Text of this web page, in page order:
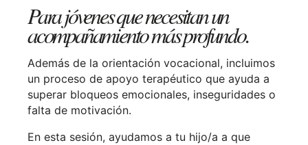
Para jóvenes que necesitan un
acompañamiento más profundo.
Además de la orientación vocacional, incluimos
un proceso de apoyo terapéutico que ayuda a
superar bloqueos emocionales, inseguridades o
falta de motivación.
En esta sesión, ayudamos a tu hijo/a a que